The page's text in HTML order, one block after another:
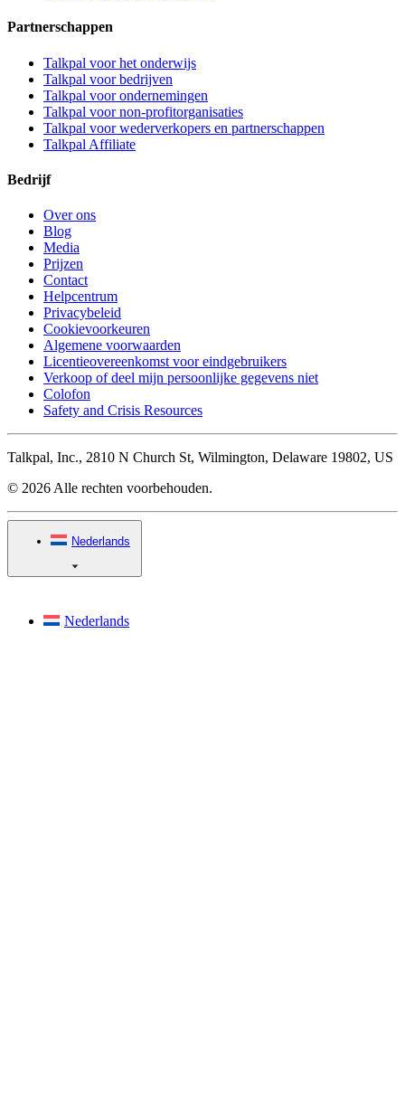
Partnerschappen
Talkpal voor het onderwijs
Talkpal voor bedrijven
Talkpal voor ondernemingen
Talkpal voor non-profitorganisaties
Talkpal voor wederverkopers en partnerschappen
Talkpal Affiliate
Bedrijf
Over ons
Blog
Media
Prijzen
Contact
Helpcentrum
Privacybeleid
Cookievoorkeuren
Algemene voorwaarden
Licentieovereenkomst voor eindgebruikers
Verkoop of deel mijn persoonlijke gegevens niet
Colofon
Safety and Crisis Resources
Talkpal, Inc., 2810 N Church St, Wilmington, Delaware 19802, US
© 2026 Alle rechten voorbehouden.
Nederlands
Nederlands